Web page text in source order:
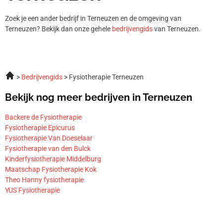
Zoek je een ander bedrijf in Terneuzen en de omgeving van
Terneuzen? Bekijk dan onze gehele bedrijvengidsvan Terneuzen.
Bedrijvengids Fysiotherapie Terneuzen
Bekijk nog meer bedrijven in Terneuzen
Backere de Fysiotherapie
Fysiotherapie Epicurus
Fysiotherapie Van Doeselaar
Fysiotherapie van den Bulck
Kinderfysiotherapie Middelburg
Maatschap Fysiotherapie Kok
Theo Hanny fysiotherapie
YUS Fysiotherapie